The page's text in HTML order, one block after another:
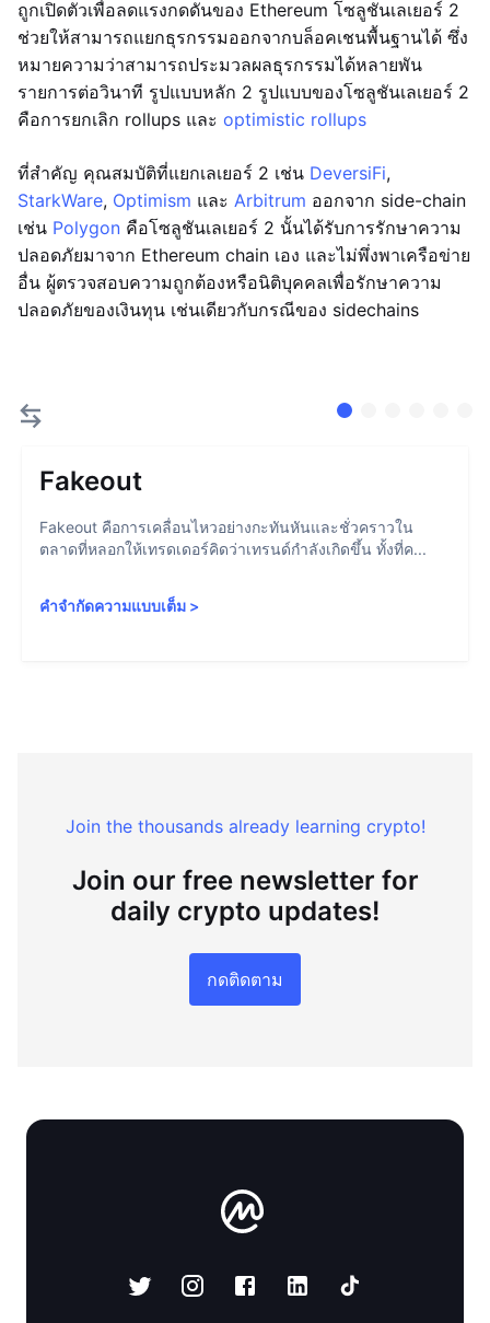
ถูกเปิดตัวเพื่อลดแรงกดดันของ Ethereum โซลูชันเลเยอร์ 2
ช่วยให้สามารถแยกธุรกรรมออกจากบล็อคเชนพื้นฐานได้ ซึ่ง
หมายความว่าสามารถประมวลผลธุรกรรมได้หลายพัน
รายการต่อวินาที รูปแบบหลัก 2 รูปแบบของโซลูชันเลเยอร์ 2
คือการยกเลิก rollups และ optimistic rollups
ที่สำคัญ คุณสมบัติที่แยกเลเยอร์ 2 เช่น DeversiFi,
StarkWare, Optimism และ Arbitrum ออกจาก side-chain
เช่น Polygon คือโซลูชันเลเยอร์ 2 นั้นได้รับการรักษาความ
ปลอดภัยมาจาก Ethereum chain เอง และไม่พึ่งพาเครือข่าย
อื่น ผู้ตรวจสอบความถูกต้องหรือนิติบุคคลเพื่อรักษาความ
ปลอดภัยของเงินทุน เช่นเดียวกับกรณีของ sidechains
Fakeout
Fakeout คือการเคลื่อนไหวอย่างกะทันหันและชั่วคราวใน
ตลาดที่หลอกให้เทรดเดอร์คิดว่าเทรนด์กำลังเกิดขึ้น ทั้งที่ค...
คำจำกัดความแบบเต็ม >
Join the thousands already learning crypto!
Join our free newsletter for
daily crypto updates!
กดติดตาม